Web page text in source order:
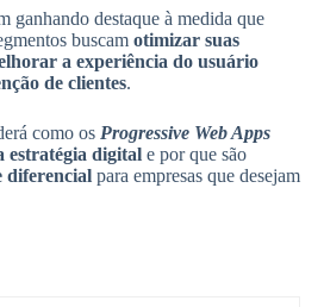
ganhando destaque à medida que
buscam otimizar suas
a experiência do usuário
de clientes.
como os Progressive Web Apps
estratégia digital e por que são
diferencial para empresas que desejam